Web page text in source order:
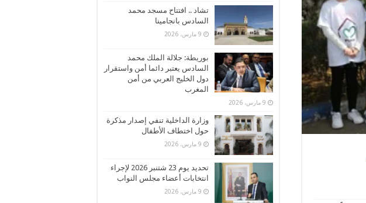
تشاد .. افتتاح مسجد محمد
السادس بانجامينا
9 مارس، 2026
بوريطة: جلالة الملك محمد
السادس يعتبر دائما أمن واستقرار
دول الخليج العربي من أمن
المغرب
9 مارس، 2026
وزارة الداخلية تنفي إصدار مذكرة
حول اختطاف الأطفال
9 مارس، 2026
تحديد يوم 23 شتنبر 2026 لإجراء
انتخابات أعضاء مجلس النواب
9 مارس، 2026